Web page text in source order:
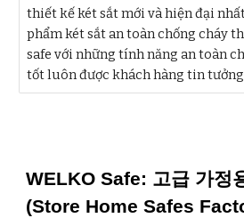
thiết kế két sắt mới và hiện đại
phẩm két sắt an toàn chống cháy
safe với những tính năng an toàn
tốt luôn được khách hàng tin
WELKO Safe: 고급 가정
(Store Home Safes